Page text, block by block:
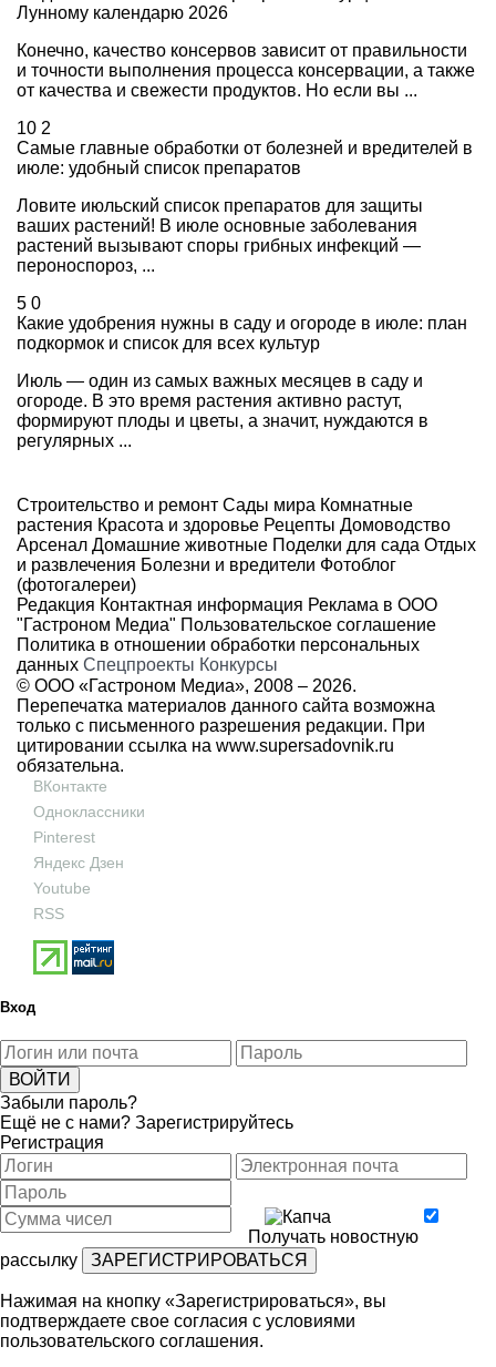
Лунному календарю 2026
Конечно, качество консервов зависит от правильности
и точности выполнения процесса консервации, а также
от качества и свежести продуктов. Но если вы ...
10 2
Самые главные обработки от болезней и вредителей в
июле: удобный список препаратов
Ловите июльский список препаратов для защиты
ваших растений! В июле основные заболевания
растений вызывают споры грибных инфекций —
пероноспороз, ...
5 0
Какие удобрения нужны в саду и огороде в июле: план
подкормок и список для всех культур
Июль — один из самых важных месяцев в саду и
огороде. В это время растения активно растут,
формируют плоды и цветы, а значит, нуждаются в
регулярных ...
Строительство и ремонт Сады мира Комнатные
растения Красота и здоровье Рецепты Домоводство
Арсенал Домашние животные Поделки для сада Отдых
и развлечения Болезни и вредители Фотоблог
(фотогалереи)
Редакция Контактная информация Реклама в ООО
"Гастроном Медиа" Пользовательское соглашение
Политика в отношении обработки персональных
данных Спецпроекты Конкурсы
© ООО «Гастроном Медиа», 2008 – 2026.
Перепечатка материалов данного сайта возможна
только с письменного разрешения редакции. При
цитировании ссылка на www.supersadovnik.ru
обязательна.
ВКонтакте
Одноклассники
Pinterest
Яндекс Дзен
Youtube
RSS
Вход
Забыли пароль?
Ещё не с нами? Зарегистрируйтесь
Регистрация
Получать новостную
рассылку
Нажимая на кнопку «Зарегистрироваться», вы
подтверждаете свое согласия с условиями
пользовательского соглашения.